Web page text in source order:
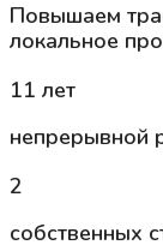
Повышаем
локальное
11 лет
непрерывной
2
собственных